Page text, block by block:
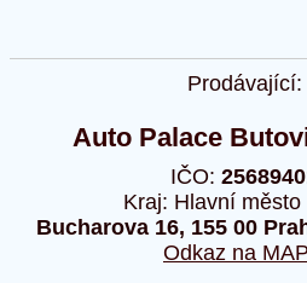
Prodávající:
Auto Palace
IČO:
Kraj: Hlavní město
Bucharova 16, 155 00
Odkaz na